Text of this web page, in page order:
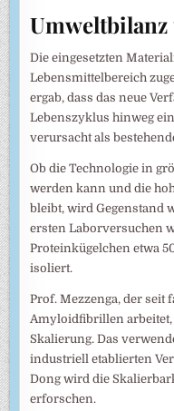
Die eingesetzten
Lebensmittelbereich
ergab, dass das neue
Lebenszyklus hinweg
verursacht als
Ob die Technologie in
werden kann und die
bleibt, wird Gegenstand
ersten Laborversuchen
Proteinkügelchen etwa
isoliert.
Prof. Mezzenga, der seit
Amyloidfibrillen arbeitet,
Skalierung. Das
industriell etablierten
Dong wird die
erforschen.